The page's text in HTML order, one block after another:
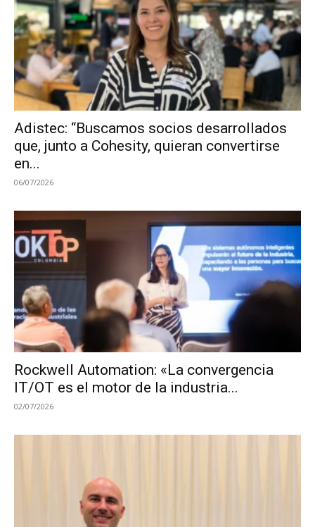
Adistec: “Buscamos socios desarrollados
que, junto a Cohesity, quieran convertirse
en...
06/07/2026
Rockwell Automation: «La convergencia
IT/OT es el motor de la industria...
02/07/2026